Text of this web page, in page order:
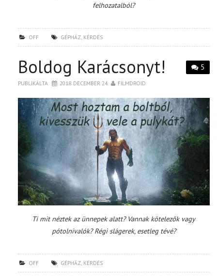
felhozatalból?
OFF GÉPHÁZ, KÉRDÉS
5
Boldog Karácsonyt!
PUBLIKÁLTA 2018. DECEMBER 24. FILMDROID
Ti mit néztek az ünnepek alatt? Vannak kötelezők vagy
pótolnivalók? Régi slágerek, esetleg tévé?
OFF GÉPHÁZ, KÉRDÉS